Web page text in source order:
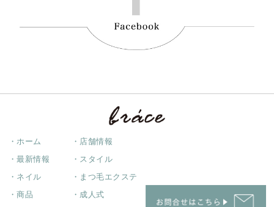
・ホーム ・店舗情報
・最新情報 ・スタイル
・ネイル ・まつ毛エクステ
・商品 ・成人式